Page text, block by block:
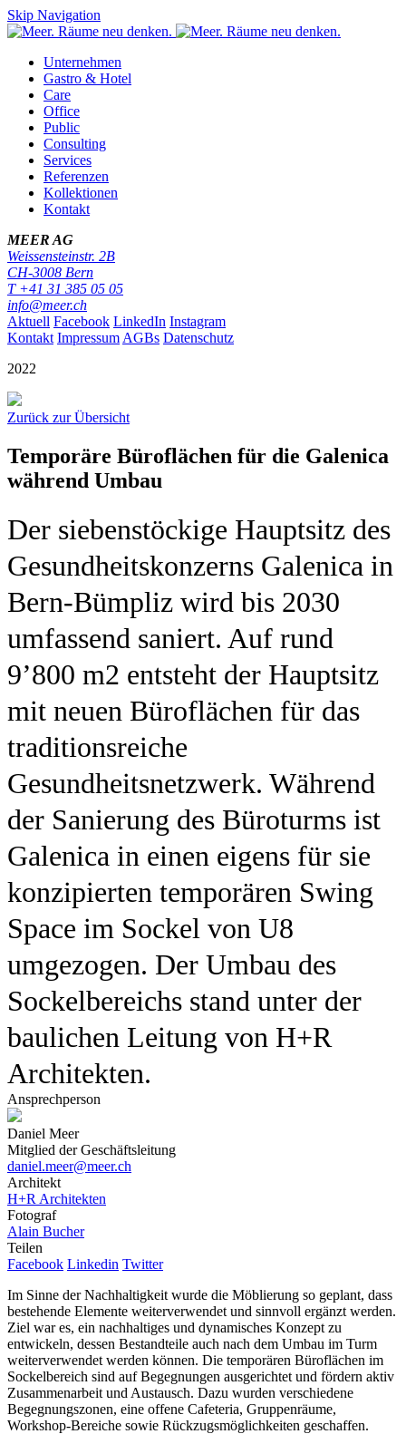
Skip Navigation
Unternehmen
Gastro & Hotel
Care
Office
Public
Consulting
Services
Referenzen
Kollektionen
Kontakt
MEER AG
Weissensteinstr. 2B
CH-3008 Bern
T +41 31 385 05 05
info@meer.ch
Aktuell Facebook LinkedIn Instagram
Kontakt Impressum AGBs Datenschutz
2022
Zurück zur Übersicht
Temporäre Büroflächen für die Galenica
während Umbau
Der siebenstöckige Hauptsitz des
Gesundheitskonzerns Galenica in
Bern-Bümpliz wird bis 2030
umfassend saniert. Auf rund
9’800 m2 entsteht der Hauptsitz
mit neuen Büroflächen für das
traditionsreiche
Gesundheitsnetzwerk. Während
der Sanierung des Büroturms ist
Galenica in einen eigens für sie
konzipierten temporären Swing
Space im Sockel von U8
umgezogen. Der Umbau des
Sockelbereichs stand unter der
baulichen Leitung von H+R
Architekten.
Ansprechperson
Daniel Meer
Mitglied der Geschäftsleitung
daniel.meer@meer.ch
Architekt
H+R Architekten
Fotograf
Alain Bucher
Teilen
Facebook Linkedin Twitter
Im Sinne der Nachhaltigkeit wurde die Möblierung so geplant, dass
bestehende Elemente weiterverwendet und sinnvoll ergänzt werden.
Ziel war es, ein nachhaltiges und dynamisches Konzept zu
entwickeln, dessen Bestandteile auch nach dem Umbau im Turm
weiterverwendet werden können. Die temporären Büroflächen im
Sockelbereich sind auf Begegnungen ausgerichtet und fördern aktiv
Zusammenarbeit und Austausch. Dazu wurden verschiedene
Begegnungszonen, eine offene Cafeteria, Gruppenräume,
Workshop-Bereiche sowie Rückzugsmöglichkeiten geschaffen.